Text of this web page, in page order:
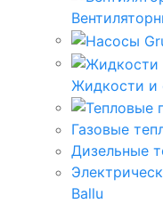
Жидкости и
Газовые
Дизельные
Ballu